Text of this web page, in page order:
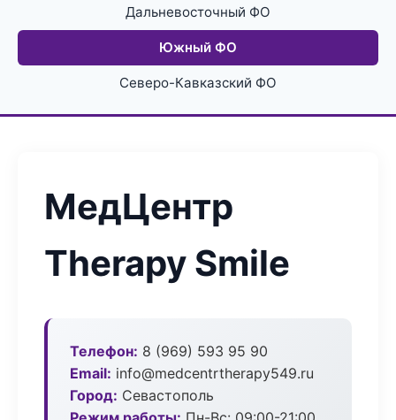
Дальневосточный ФО
Южный ФО
Северо-Кавказский ФО
МедЦентр
Therapy Smile
Телефон: 8 (969) 593 95 90
Email: info@medcentrtherapy549.ru
Город: Севастополь